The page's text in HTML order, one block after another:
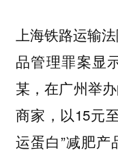
上海铁路运输
品管理罪案显
某，在广州举
商家，以15元
运蛋白”减肥产